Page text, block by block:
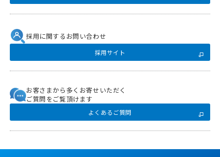
採用に関するお問い合わせ
採用サイト
お客さまから多くお寄せいただく
ご質問をご覧頂けます
よくあるご質問